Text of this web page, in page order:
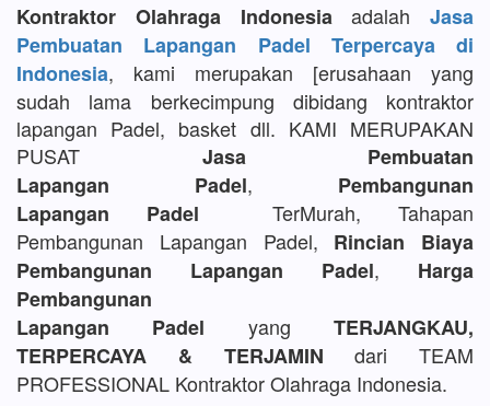
Kontraktor Olahraga Indonesia adalah Jasa
Pembuatan Lapangan Padel Terpercaya di
Indonesia, kami merupakan [erusahaan yang
sudah lama berkecimpung dibidang kontraktor
lapangan Padel, basket dll. KAMI MERUPAKAN
PUSAT Jasa Pembuatan
Lapangan Padel, Pembangunan
Lapangan Padel TerMurah, Tahapan
Pembangunan Lapangan Padel, Rincian Biaya
Pembangunan Lapangan Padel, Harga
Pembangunan
Lapangan Padel yangTERJANGKAU,
TERPERCAYA & TERJAMIN dari TEAM
PROFESSIONAL Kontraktor Olahraga Indonesia.